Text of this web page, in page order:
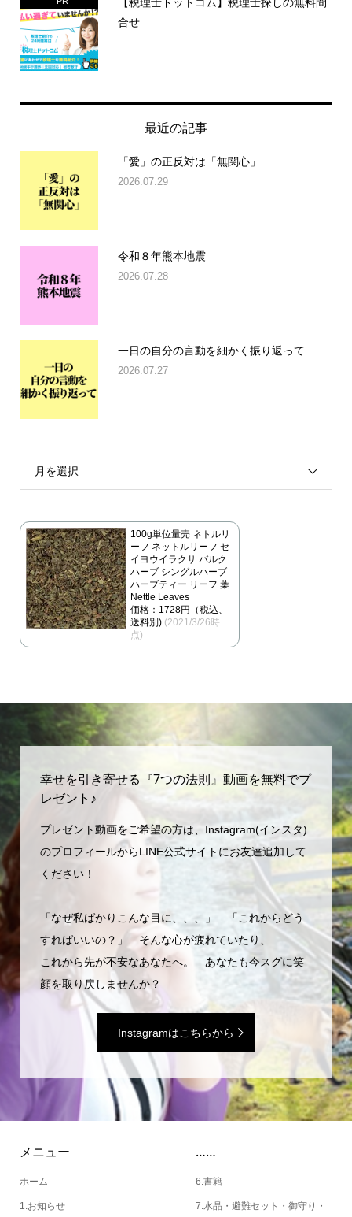
合せ
最近の記事
「愛」の正反対は「無関心」
2026.07.29
令和８年熊本地震
2026.07.28
一日の自分の言動を細かく振り返って
2026.07.27
月を選択
100g単位量売 ネトルリ
ーフ ネットルリーフ セ
イヨウイラクサ バルク
ハーブ シングルハーブ
ハーブティー リーフ 葉
Nettle Leaves
価格：1728円（税込、
送料別) (2021/3/26時
点)
幸せを引き寄せる『7つの法則』動画を無料でプ
レゼント♪
プレゼント動画をご希望の方は、Instagram(インスタ)
のプロフィールからLINE公式サイトにお友達追加して
ください！
「なぜ私ばかりこんな目に、、、」 「これからどう
すればいいの？」 そんな心が疲れていたり、
これから先が不安なあなたへ。 あなたも今スグに笑
顔を取り戻しませんか？
Instagramはこちらから
メニュー
ホーム
1.お知らせ
……
6.書籍
7.水晶・避難セット・御守り・